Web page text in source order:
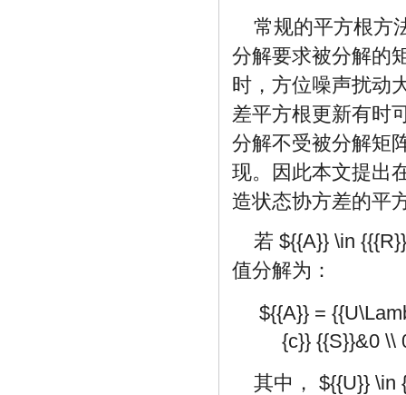
常规的平方根方
分解要求被分解的
时，方位噪声扰动
差平方根更新有时
分解不受被分解矩
现。因此本文提出
造状态协方差的平
若 ${{A}} \in
值分解为：
${{A}} =
{c}} {{S}}&0 \\
其中， ${{U}} \in